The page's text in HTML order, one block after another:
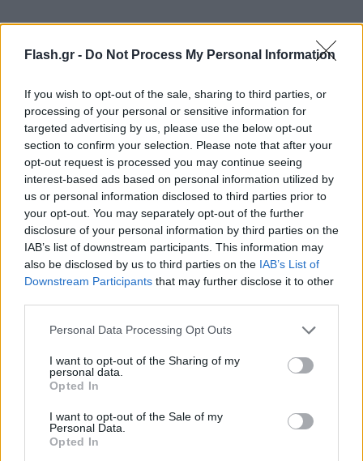
Flash.gr - Do Not Process My Personal Information
If you wish to opt-out of the sale, sharing to third parties, or
processing of your personal or sensitive information for
targeted advertising by us, please use the below opt-out
section to confirm your selection. Please note that after your
opt-out request is processed you may continue seeing
interest-based ads based on personal information utilized by
us or personal information disclosed to third parties prior to
your opt-out. You may separately opt-out of the further
disclosure of your personal information by third parties on the
IAB’s list of downstream participants. This information may
also be disclosed by us to third parties on the IAB’s List of
Downstream Participants that may further disclose it to other
Please note that this website/app uses one or more Google
not limited to your visit or usage behaviour. You may click to
grant or deny consent to Google and its third-party tags to
use your data for below specified purposes in below Google
consent section.
Personal Data Processing Opt Outs
I want to opt-out of the Sharing of my
personal data.
Opted In
I want to opt-out of the Sale of my
Personal Data.
Opted In